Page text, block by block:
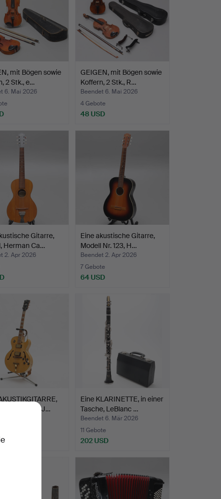
mit Bögen sowie
2 Stk., e…
6. Mai 2026
GEIGEN, mit Bögen sowie
Koffern, 2 Stk., R…
Beendet 6. Mai 2026
4 Gebote
48 USD
Gitarre,
Herman Ca…
2. Apr 2026
Eine akustische Gitarre,
Modell Nr. 123, H…
Beendet 2. Apr 2026
7 Gebote
64 USD
Morris, J…
Eine KLARINETTE, in einer
Tasche, LeBlanc …
Beendet 6. Mär 2026
11 Gebote
202 USD